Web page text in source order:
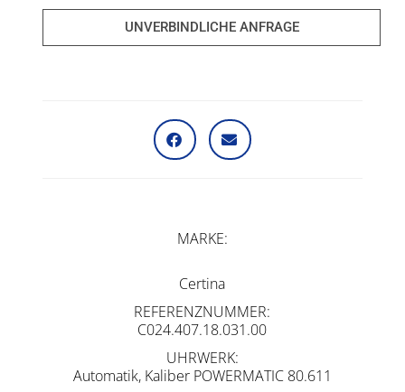
UNVERBINDLICHE ANFRAGE
MARKE
Certina
REFERENZNUMMER
C024.407.18.031.00
UHRWERK
Automatik, Kaliber POWERMATIC 80.611